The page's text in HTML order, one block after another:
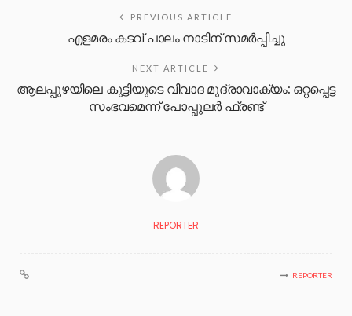
PREVIOUS ARTICLE
എളമരം കടവ് പാലം നാടിന് സമർപ്പിച്ചു
NEXT ARTICLE
ആലപ്പുഴയിലെ കുട്ടിയുടെ വിവാദ മുദ്രാവാക്യം: ഒറ്റപ്പെട്ട
സംഭവമെന്ന് പോപ്പുലര്‍ ഫ്രണ്ട്
REPORTER
REPORTER